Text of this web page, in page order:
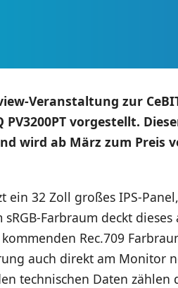
Veranstaltung zur
PV3200PT vorgestellt.
wird ab März zum Preis
ein 32 Zoll großes IPS-
Farbraum deckt
Rec.709
auch direkt am Monitor
technischen Daten zählen